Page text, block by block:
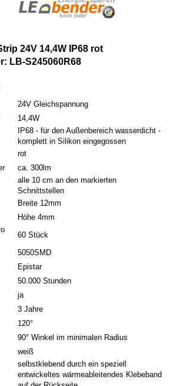
24V 14,4W IP68 rot
LB-S245060R68
24V Gleichspannung
14,4W
IP68 - für den Außenbereich wasserdicht -
komplett in Silikon eingegossen
rot
ca. 300lm
alle 10 cm an den markierten
Schnittstellen
Breite 12mm
Höhe 4mm
60 Stück
5050SMD
Epistar
50.000 Stunden
ja
3 Jahre
120°
90° Winkel im minimalen Radius
weiß
selbstklebend durch ein speziell
entwickeltes wärmeableitendes Klebeband